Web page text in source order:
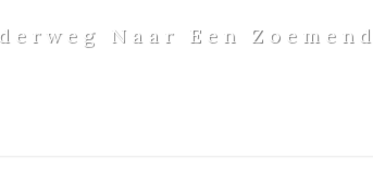
Naar Een